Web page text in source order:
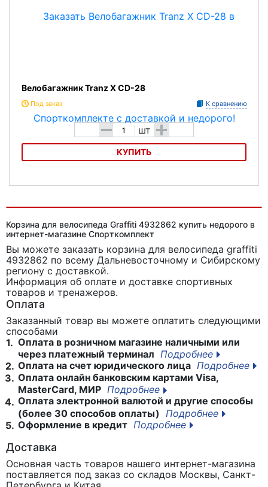
Цвет:серебристый .
Велобагажник Tranz X CD-28
Под заказ К сравнению
- шт +
КУПИТЬ
Корзина для велосипеда Graffiti 4932862 купить недорого в
интернет-магазине Спорткомплект
Вы можете заказать корзина для велосипеда graffiti
4932862 по всему Дальневосточному и Сибирскому
региону с доставкой.
Информация об оплате и доставке спортивных
товаров и тренажеров.
Оплата
Заказанный товар вы можете оплатить следующими
способами
1. Оплата в розничном магазине наличными или
через платежный терминал Подробнее
2. Оплата на счет юридического лица Подробнее
3. Оплата онлайн банковским картами Visa,
MasterCard, МИР Подробнее
4. Оплата электронной валютой и другие способы
(более 30 способов оплаты)
Подробнее
5. Оформление в кредит Подробнее
Доставка
Основная часть товаров нашего интернет-магазина
поставляется под заказ со складов Москвы, Санкт-